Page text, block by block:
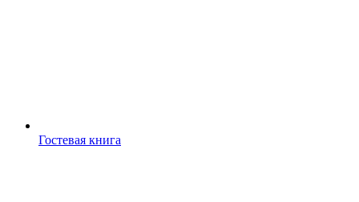
Гостевая книга